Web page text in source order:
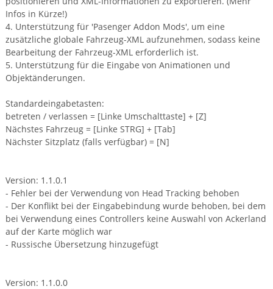
Infos in Kürze!)
4. Unterstützung für 'Pasenger Addon Mods', um eine
zusätzliche globale Fahrzeug-XML aufzunehmen, sodass keine
Bearbeitung der Fahrzeug-XML erforderlich ist.
5. Unterstützung für die Eingabe von Animationen und
Objektänderungen.
Standardeingabetasten:
betreten / verlassen = [Linke Umschalttaste] + [Z]
Nächstes Fahrzeug = [Linke STRG] + [Tab]
Nächster Sitzplatz (falls verfügbar) = [N]
Version: 1.1.0.1
- Fehler bei der Verwendung von Head Tracking behoben
- Der Konflikt bei der Eingabebindung wurde behoben, bei dem
bei Verwendung eines Controllers keine Auswahl von Ackerland
auf der Karte möglich war
- Russische Übersetzung hinzugefügt
Version: 1.1.0.0